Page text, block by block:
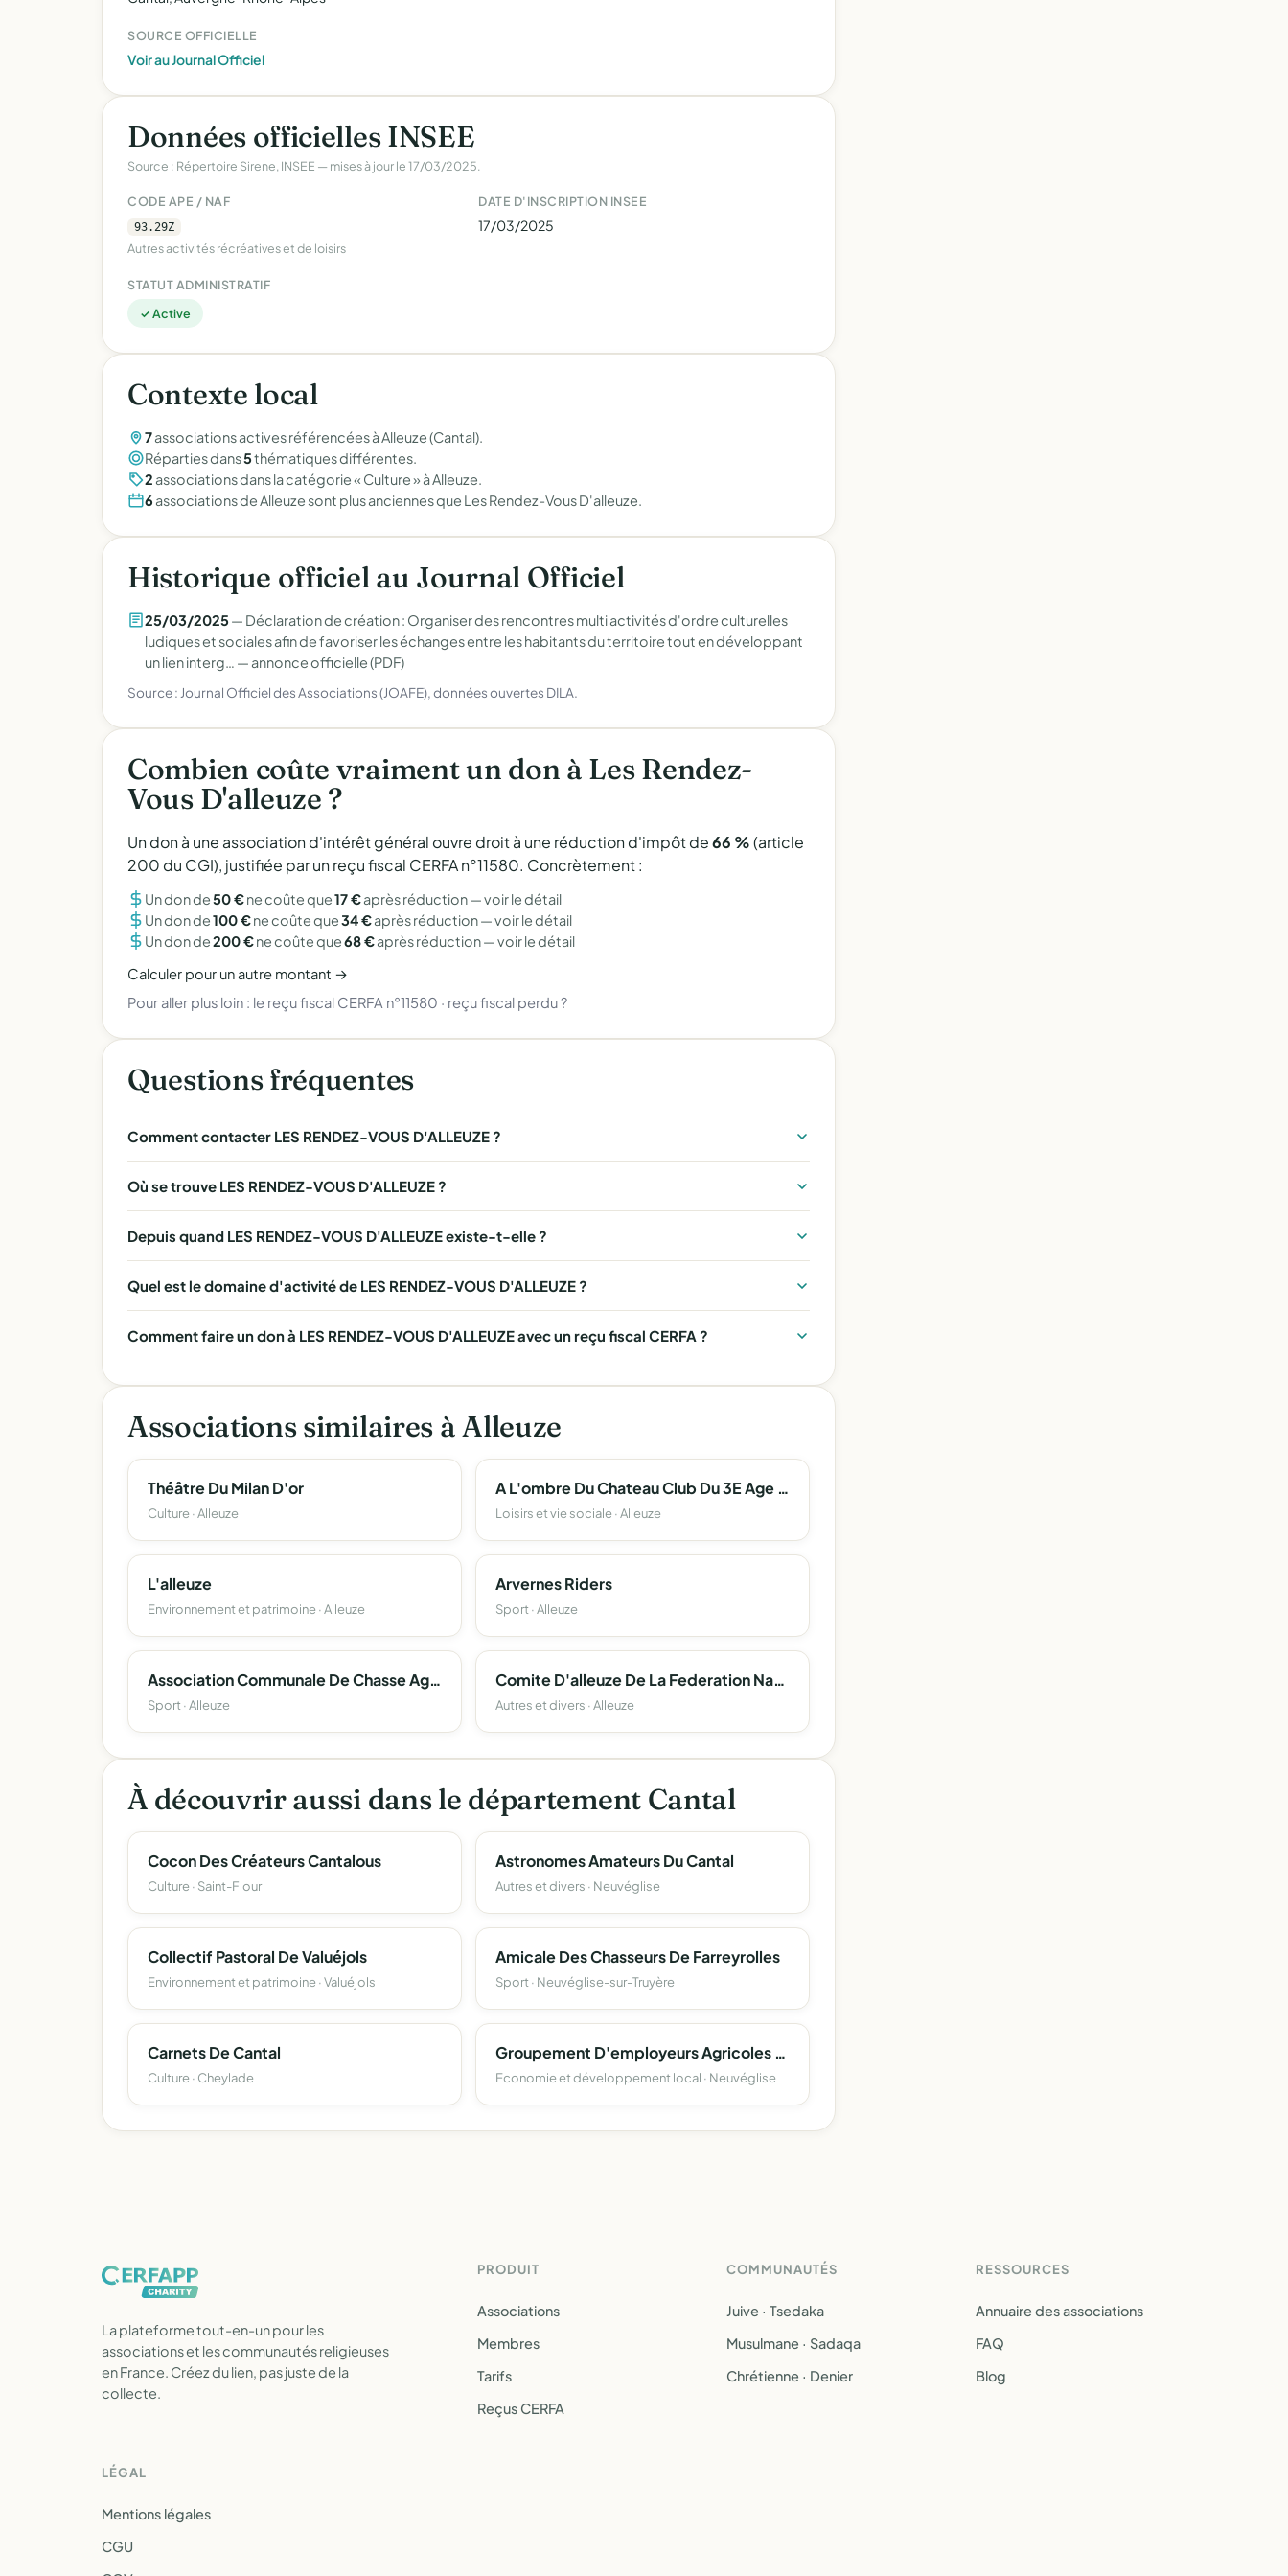
SOURCE OFFICIELLE
Voir au Journal Officiel
Données officielles INSEE
Source : Répertoire Sirene, INSEE — mises à jour le 17/03/2025.
CODE APE / NAF
93.29Z
Autres activités récréatives et de loisirs
DATE D'INSCRIPTION INSEE
17/03/2025
STATUT ADMINISTRATIF
✓ Active
Contexte local
7associations actives référencées à Alleuze (Cantal).
Réparties dans5thématiques différentes.
2 associations dans la catégorie « Culture » à Alleuze.
6 associations de Alleuze sont plus anciennes que Les Rendez-Vous D'alleuze.
Historique officiel au Journal Officiel
25/03/2025— Déclaration de création : Organiser des rencontres multi activités d'ordre culturelles
ludiques et sociales afin de favoriser les échanges entre les habitants du territoire tout en développant
un lien interg… — annonce officielle (PDF)
Source : Journal Officiel des Associations (JOAFE), données ouvertes DILA.
Combien coûte vraiment un don à Les Rendez-
Vous D'alleuze ?
Un don à une association d'intérêt général ouvre droit à une réduction d'impôt de66 %(article
200 du CGI), justifiée par un reçu fiscal CERFA n°11580. Concrètement :
Un don de50 €ne coûte que17 €après réduction —voir le détail
Un don de100 €ne coûte que34 €après réduction —voir le détail
Un don de200 €ne coûte que68 €après réduction —voir le détail
Calculer pour un autre montant →
Pour aller plus loin : le reçu fiscal CERFA n°11580 · reçu fiscal perdu ?
Questions fréquentes
Comment contacter LES RENDEZ-VOUS D'ALLEUZE ?
Où se trouve LES RENDEZ-VOUS D'ALLEUZE ?
Depuis quand LES RENDEZ-VOUS D'ALLEUZE existe-t-elle ?
Quel est le domaine d'activité de LES RENDEZ-VOUS D'ALLEUZE ?
Comment faire un don à LES RENDEZ-VOUS D'ALLEUZE avec un reçu fiscal CERFA ?
Associations similaires à Alleuze
Théâtre Du Milan D'or
Culture · Alleuze
A L'ombre Du Chateau Club Du 3E Age D'alleuze
Loisirs et vie sociale · Alleuze
L'alleuze
Environnement et patrimoine · Alleuze
Arvernes Riders
Sport · Alleuze
Association Communale De Chasse Agreee D'alleuze
Sport · Alleuze
Comite D'alleuze De La Federation Nat. Des Anciens Combattants En Algerie
Autres et divers · Alleuze
À découvrir aussi dans le département Cantal
Cocon Des Créateurs Cantalous
Culture · Saint-Flour
Astronomes Amateurs Du Cantal
Autres et divers · Neuvéglise
Collectif Pastoral De Valuéjols
Environnement et patrimoine · Valuéjols
Amicale Des Chasseurs De Farreyrolles
Sport · Neuvéglise-sur-Truyère
Carnets De Cantal
Culture · Cheylade
Groupement D'employeurs Agricoles Des Cooperateurs De Neuveglise
Economie et développement local · Neuvéglise
La plateforme tout-en-un pour les
associations et les communautés religieuses
en France. Créez du lien, pas juste de la
collecte.
PRODUIT
Associations
Membres
Tarifs
Reçus CERFA
COMMUNAUTÉS
Juive · Tsedaka
Musulmane · Sadaqa
Chrétienne · Denier
RESSOURCES
Annuaire des associations
FAQ
Blog
LÉGAL
Mentions légales
CGU